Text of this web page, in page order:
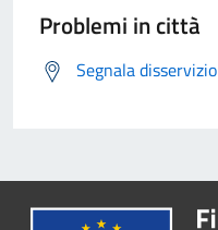
Problemi in città
Segnala disservizio